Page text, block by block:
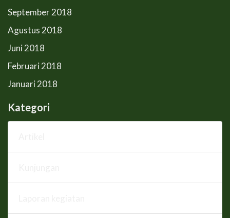
September 2018
Agustus 2018
Juni 2018
Februari 2018
Januari 2018
Kategori